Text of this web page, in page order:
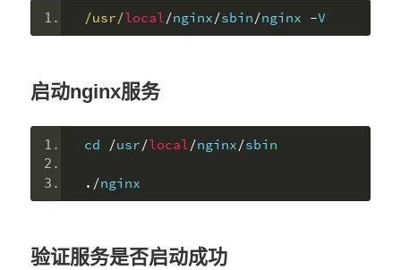
/usr/local/nginx/sbin/nginx -V
启动nginx服务
cd /usr/local/nginx/sbin
./nginx
验证服务是否启动成功